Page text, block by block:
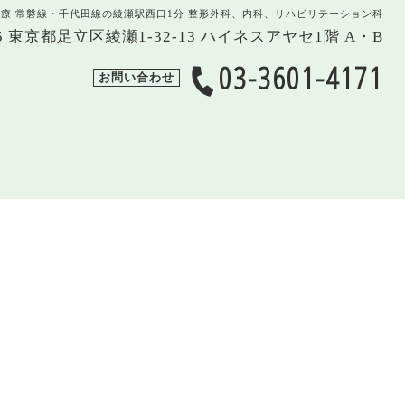
常磐線・千代田線の綾瀬駅西口1分 整形外科、内科、リハビリテーション科
東京都足立区綾瀬1-32-13 ハイネスアヤセ1階 A・B
お問い合わせ 03-3601-4171